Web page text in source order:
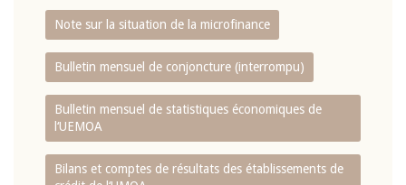
Note sur la situation de la microfinance
Bulletin mensuel de conjoncture (interrompu)
Bulletin mensuel de statistiques économiques de
l‘UEMOA
Bilans et comptes de résultats des établissements de